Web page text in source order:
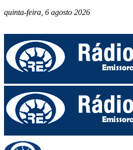
quinta-feira, 6 agosto 2026